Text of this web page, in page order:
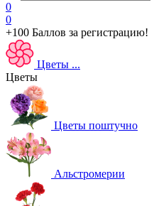
0
0
+100 Баллов за регистрацию!
Цветы ...
Цветы
Цветы поштучно
Альстромерии